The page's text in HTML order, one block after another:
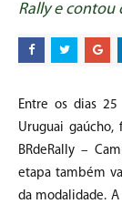
Rally e contou
Entre os dias
Uruguai
BRdeRally –
etapa também
da modalidade.